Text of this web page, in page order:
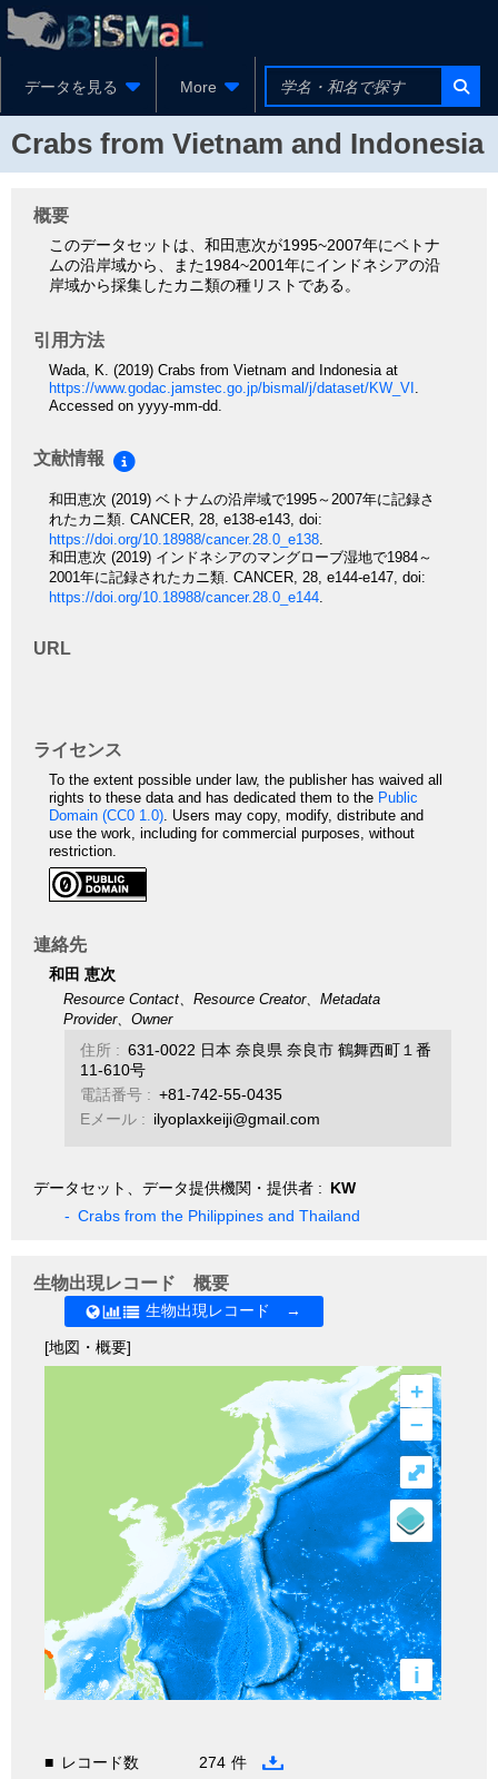
データを見る More
Crabs from Vietnam and Indonesia
概要
このデータセットは、和田恵次が1995~2007年にベトナ
ムの沿岸域から、また1984~2001年にインドネシアの沿
岸域から採集したカニ類の種リストである。
引用方法
Wada, K. (2019) Crabs from Vietnam and Indonesia at
https://www.godac.jamstec.go.jp/bismal/j/dataset/KW_VI .
Accessed on yyyy-mm-dd.
文献情報
和田恵次 (2019) ベトナムの沿岸域で1995～2007年に記録さ
れたカニ類. CANCER, 28, e138-e143, doi:
https://doi.org/10.18988/cancer.28.0_e138.
和田恵次 (2019) インドネシアのマングローブ湿地で1984～
2001年に記録されたカニ類. CANCER, 28, e144-e147, doi:
https://doi.org/10.18988/cancer.28.0_e144.
URL
ライセンス
To the extent possible under law, the publisher has waived all
rights to these data and has dedicated them to the Public
Domain (CC0 1.0). Users may copy, modify, distribute and
use the work, including for commercial purposes, without
restriction.
連絡先
和田 恵次
Resource Contact、Resource Creator、Metadata
Provider、Owner
住所 : 631-0022 日本 奈良県 奈良市 鶴舞西町１番
11-610号
電話番号 : +81-742-55-0435
Eメール : ilyoplaxkeiji@gmail.com
データセット、データ提供機関・提供者 : KW
- Crabs from the Philippines and Thailand
生物出現レコード 概要
生物出現レコード →
[地図・概要]
+
–
i
⤢
■ レコード数 274 件